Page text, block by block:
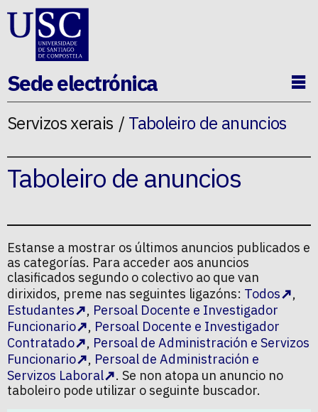
Ir ao contido da p�xina
Sede electrónica
Servizos xerais Taboleiro de anuncios
Taboleiro de anuncios
Estanse a mostrar os últimos anuncios publicados e
as categorías. Para acceder aos anuncios
clasificados segundo o colectivo ao que van
dirixidos, preme nas seguintes ligazóns: Todos
,
Estudantes
, Persoal Docente e Investigador
Funcionario
, Persoal Docente e Investigador
Contratado
, Persoal de Administración e Servizos
Funcionario
, Persoal de Administración e
Servizos Laboral
. Se non atopa un anuncio no
taboleiro pode utilizar o seguinte buscador.